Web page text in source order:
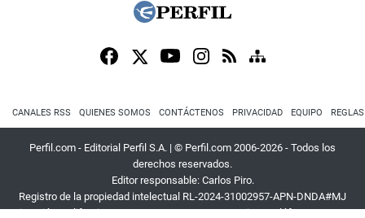
CANALES RSS QUIENES SOMOS CONTÁCTENOS PRIVACIDAD EQUIPO
Perfil.com - Editorial Perfil S.A. | © Perfil.com 2006-2026 - Todos los
derechos reservados.
Editor responsable: Carlos Piro.
Registro de la propiedad intelectual RL-2024-31002957-APN-DNDA#MJ
Dirección:California 2715,C1289ABI,CABA, Argentina| Teléfono:+54 9 11